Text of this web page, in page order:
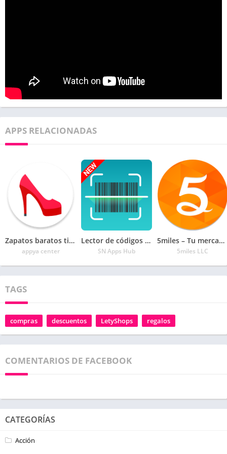
APPS RELACIONADAS
Zapatos baratos tienda online hombre y mujer
appya center
Lector de códigos QR y lector generador de códigos
SN Apps Hub
5miles – Tu mercado móvil
5miles LLC
TAGS
compras descuentos LetyShops regalos
COMENTARIOS DE FACEBOOK
CATEGORÍAS
Acción